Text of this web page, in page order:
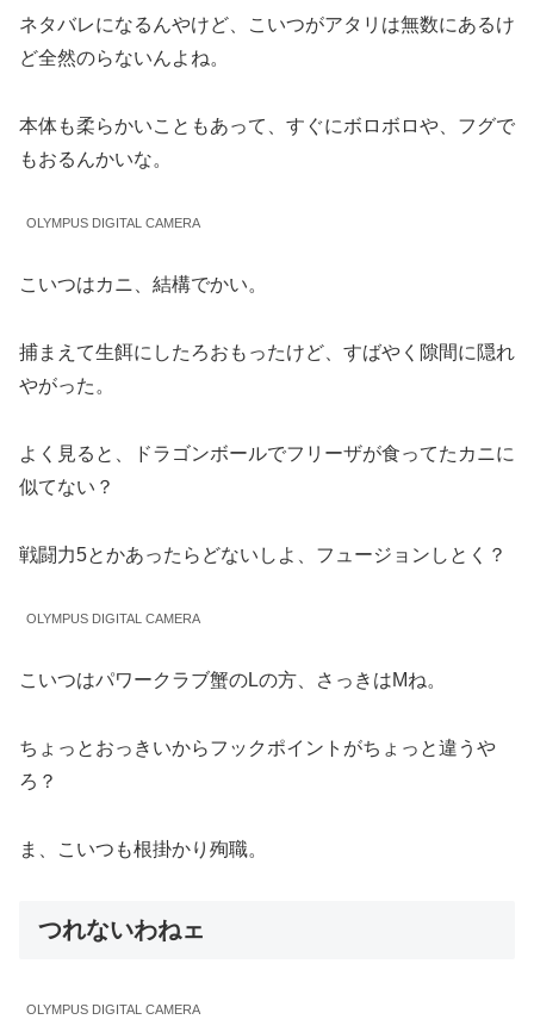
ネタバレになるんやけど、こいつがアタリは無数にあるけ
ど全然のらないんよね。
本体も柔らかいこともあって、すぐにボロボロや、フグで
もおるんかいな。
OLYMPUS DIGITAL CAMERA
こいつはカニ、結構でかい。
捕まえて生餌にしたろおもったけど、すばやく隙間に隠れ
やがった。
よく見ると、ドラゴンボールでフリーザが食ってたカニに
似てない？
戦闘力5とかあったらどないしよ、フュージョンしとく？
OLYMPUS DIGITAL CAMERA
こいつはパワークラブ蟹のLの方、さっきはMね。
ちょっとおっきいからフックポイントがちょっと違うや
ろ？
ま、こいつも根掛かり殉職。
つれないわねェ
OLYMPUS DIGITAL CAMERA